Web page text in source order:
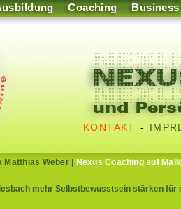
Coaching Business
KONTAKT -
Matthias Weber| Nexus Coaching auf
mehr Selbstbewusstsein stärken